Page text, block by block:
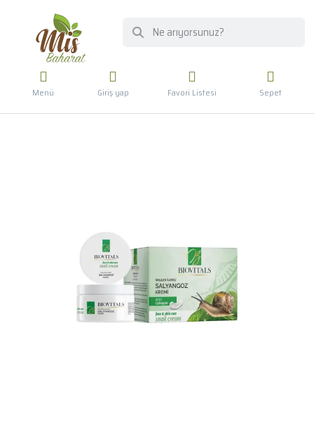
Menü Giriş yap Favori Listesi Sepet